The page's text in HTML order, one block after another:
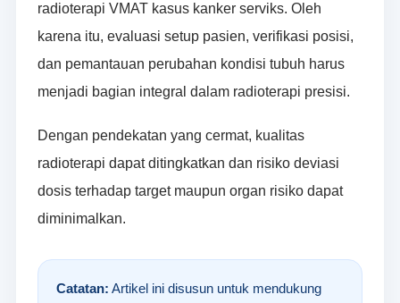
radioterapi VMAT kasus kanker serviks. Oleh
karena itu, evaluasi setup pasien, verifikasi posisi,
dan pemantauan perubahan kondisi tubuh harus
menjadi bagian integral dalam radioterapi presisi.
Dengan pendekatan yang cermat, kualitas
radioterapi dapat ditingkatkan dan risiko deviasi
dosis terhadap target maupun organ risiko dapat
diminimalkan.
Catatan: Artikel ini disusun untuk mendukung